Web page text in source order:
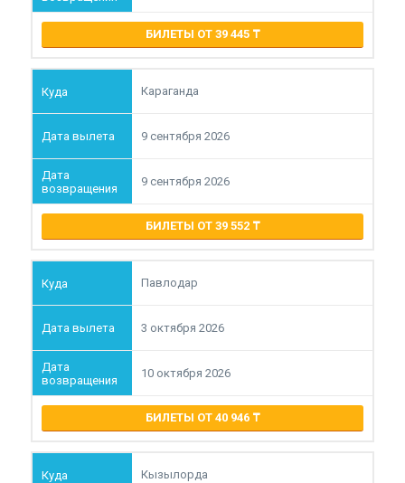
БИЛЕТЫ ОТ 39 445
Караганда
9 сентября 2026
9 сентября 2026
БИЛЕТЫ ОТ 39 552
Павлодар
3 октября 2026
10 октября 2026
БИЛЕТЫ ОТ 40 946
Кызылорда